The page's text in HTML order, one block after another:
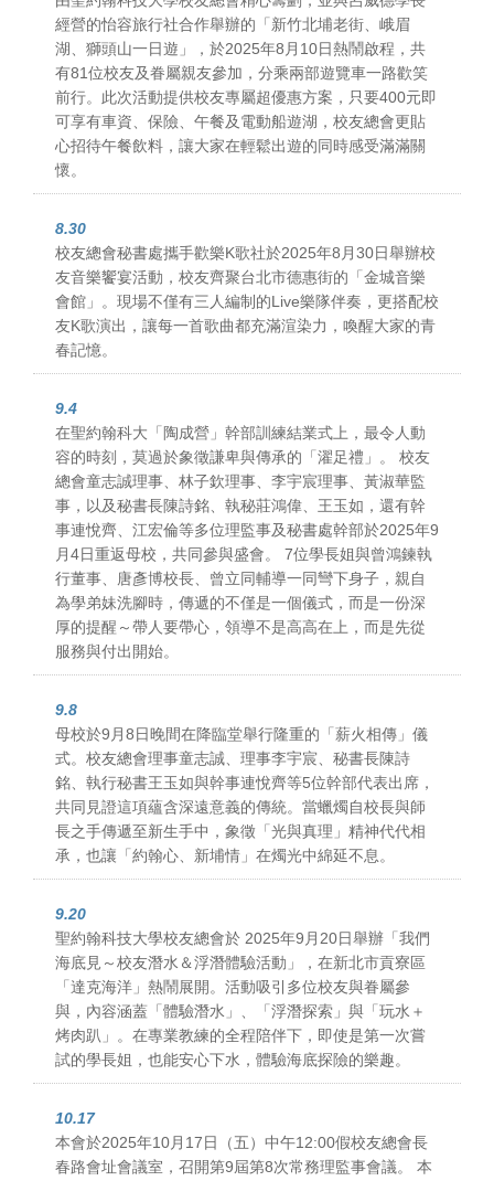
經營的怡容旅行社合作舉辦的「新竹北埔老街、峨眉
湖、獅頭山一日遊」，於2025年8月10日熱鬧啟程，共
有81位校友及眷屬親友參加，分乘兩部遊覽車一路歡笑
前行。此次活動提供校友專屬超優惠方案，只要400元即
可享有車資、保險、午餐及電動船遊湖，校友總會更貼
心招待午餐飲料，讓大家在輕鬆出遊的同時感受滿滿關
懷。
8.30
校友總會秘書處攜手歡樂K歌社於2025年8月30日舉辦校
友音樂饗宴活動，校友齊聚台北市德惠街的「金城音樂
會館」。現場不僅有三人編制的Live樂隊伴奏，更搭配校
友K歌演出，讓每一首歌曲都充滿渲染力，喚醒大家的青
春記憶。
9.4
在聖約翰科大「陶成營」幹部訓練結業式上，最令人動
容的時刻，莫過於象徵謙卑與傳承的「濯足禮」。 校友
總會童志誠理事、林子欽理事、李宇宸理事、黃淑華監
事，以及秘書長陳詩銘、執秘莊鴻偉、王玉如，還有幹
事連悅齊、江宏倫等多位理監事及秘書處幹部於2025年9
月4日重返母校，共同參與盛會。 7位學長姐與曾鴻鍊執
行董事、唐彥博校長、曾立同輔導一同彎下身子，親自
為學弟妹洗腳時，傳遞的不僅是一個儀式，而是一份深
厚的提醒～帶人要帶心，領導不是高高在上，而是先從
服務與付出開始。
9.8
母校於9月8日晚間在降臨堂舉行隆重的「薪火相傳」儀
式。校友總會理事童志誠、理事李宇宸、秘書長陳詩
銘、執行秘書王玉如與幹事連悅齊等5位幹部代表出席，
共同見證這項蘊含深遠意義的傳統。當蠟燭自校長與師
長之手傳遞至新生手中，象徵「光與真理」精神代代相
承，也讓「約翰心、新埔情」在燭光中綿延不息。
9.20
聖約翰科技大學校友總會於 2025年9月20日舉辦「我們
海底見～校友潛水＆浮潛體驗活動」，在新北市貢寮區
「達克海洋」熱鬧展開。活動吸引多位校友與眷屬參
與，內容涵蓋「體驗潛水」、「浮潛探索」與「玩水＋
烤肉趴」。在專業教練的全程陪伴下，即使是第一次嘗
試的學長姐，也能安心下水，體驗海底探險的樂趣。
10.17
本會於2025年10月17日（五）中午12:00假校友總會長
春路會址會議室，召開第9屆第8次常務理監事會議。 本